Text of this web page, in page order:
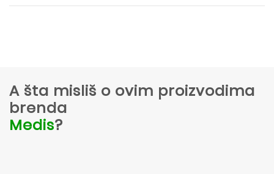
A šta misliš o ovim proizvodima
brenda
Medis?